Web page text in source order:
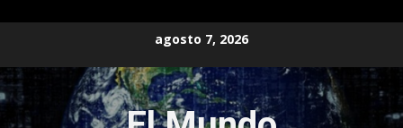
contenido
agosto 7, 2026